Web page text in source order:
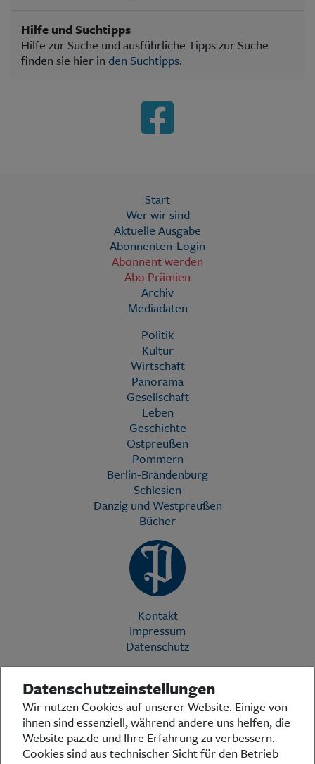
Hilfe und Suchtipps
Hilfe zur Suche und ausführliche Tipps zur Suche
finden sie hier in den Suchtipps.
Start
Wer wir sind
Aktuelle Ausgabe
Abonnenten-Login
Abonnent werden
Abo Prämien
Archiv
Mediadaten
Politik
Kultur
Wirtschaft
Panorama
Gesellschaft
Leben
Geschichte
Ostpreußen
Pommern
Berlin-Brandenburg
Schlesien
Danzig und Westpreußen
Bücher
Kontakt
Impressum
Datenschutz
Die Preußische Allgemeine Zeitung (PAZ) ist eine einzigartige Stimme
in der deutschen Medienlandschaft. Woche für Woche berichtet sie
über das aktuelle Zeitgeschehen in Politik, Kultur und Wirtschaft und
bezieht zu den grundlegenden Entwicklungen unserer Gesellschaft
Stellung. In ihrer Arbeit fühlt sich die Redaktion dem traditionellen
Datenschutzeinstellungen
Wir nutzen Cookies auf unserer Website. Einige von
ihnen sind essenziell, während andere uns helfen, die
Website paz.de und Ihre Erfahrung zu verbessern.
Cookies sind aus technischer Sicht für den Betrieb